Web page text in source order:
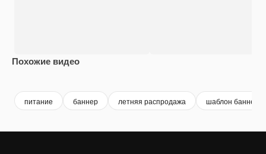
Похожие видео
питание баннер летняя распродажа шаблон баннера